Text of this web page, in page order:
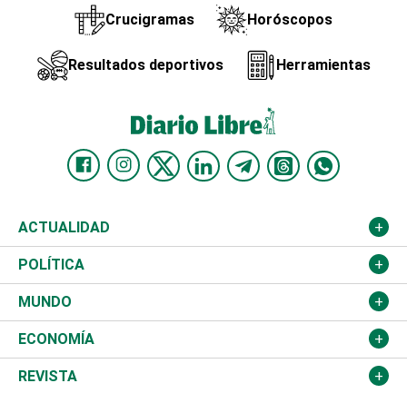
Crucigramas Horóscopos
Resultados deportivos Herramientas
ACTUALIDAD
Nacional
Ciudad
Educación
Salud
POLÍTICA
Partidos
JCE
TSE
MUNDO
Estados Unidos
América Latina
ECONOMÍA
Finanzas
REVISTA